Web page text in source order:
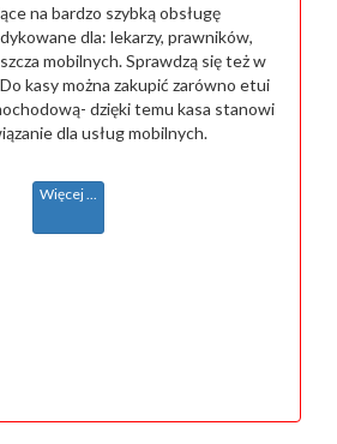
na bardzo szybką obsługę
dla: lekarzy, prawników,
mobilnych. Sprawdzą się też w
kasy można zakupić zarówno etui
dzięki temu kasa stanowi
dla usług mobilnych.
Więcej ...